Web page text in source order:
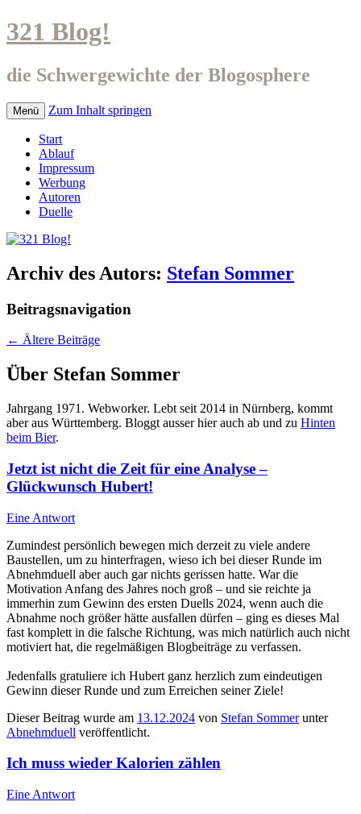
321 Blog!
die Schwergewichte der Blogosphere
Menü Zum Inhalt springen
Start
Ablauf
Impressum
Werbung
Autoren
Duelle
Archiv des Autors: Stefan Sommer
Beitragsnavigation
← Ältere Beiträge
Über Stefan Sommer
Jahrgang 1971. Webworker. Lebt seit 2014 in Nürnberg, kommt
aber aus Württemberg. Bloggt ausser hier auch ab und zu Hinten
beim Bier.
Jetzt ist nicht die Zeit für eine Analyse –
Glückwunsch Hubert!
Eine Antwort
Zumindest persönlich bewegen mich derzeit zu viele andere
Baustellen, um zu hinterfragen, wieso ich bei dieser Runde im
Abnehmduell aber auch gar nichts gerissen hatte. War die
Motivation Anfang des Jahres noch groß – und sie reichte ja
immerhin zum Gewinn des ersten Duells 2024, wenn auch die
Abnahme noch größer hätte ausfallen dürfen – ging es dieses Mal
fast komplett in die falsche Richtung, was mich natürlich auch nicht
motiviert hat, die regelmäßigen Blogbeiträge zu verfassen.
Jedenfalls gratuliere ich Hubert ganz herzlich zum eindeutigen
Gewinn dieser Runde und zum Erreichen seiner Ziele!
Dieser Beitrag wurde am 13.12.2024 von Stefan Sommerunter
Abnehmduell veröffentlicht.
Ich muss wieder Kalorien zählen
Eine Antwort